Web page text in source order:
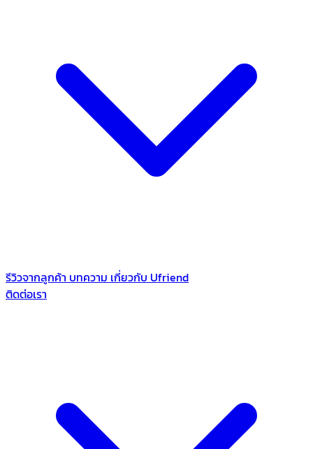
รีวิวจากลูกค้า บทความ เกี่ยวกับ Ufriend
ติดต่อเรา